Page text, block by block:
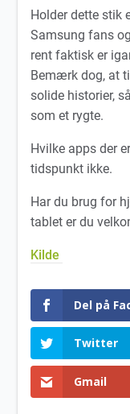
Holder dette stik
Samsung fans
rent faktisk er
Bemærk dog, at
solide historier,
som et rygte.
Hvilke apps der
tidspunkt ikke.
Har du brug for
tablet er du
Kilde
Del på
Twitter
Gmail